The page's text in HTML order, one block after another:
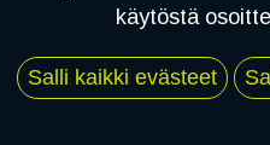
käytöstä
Salli kaikki evästeet